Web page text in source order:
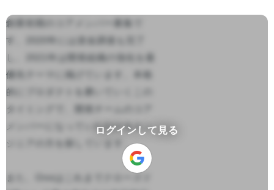
創業初期のコアメンバー募集で
す。2020年には資金調達も完了
し、2021年は開発組織の強化を最
優先テーマに掲げています。本格
的にプロダクトを磨いていくこの
タイミングで、開発チームのコア
メンバーになっていただけるエン
ジニアの方を探しています。
また、Onnはこれまでクローズド
ログインして見る